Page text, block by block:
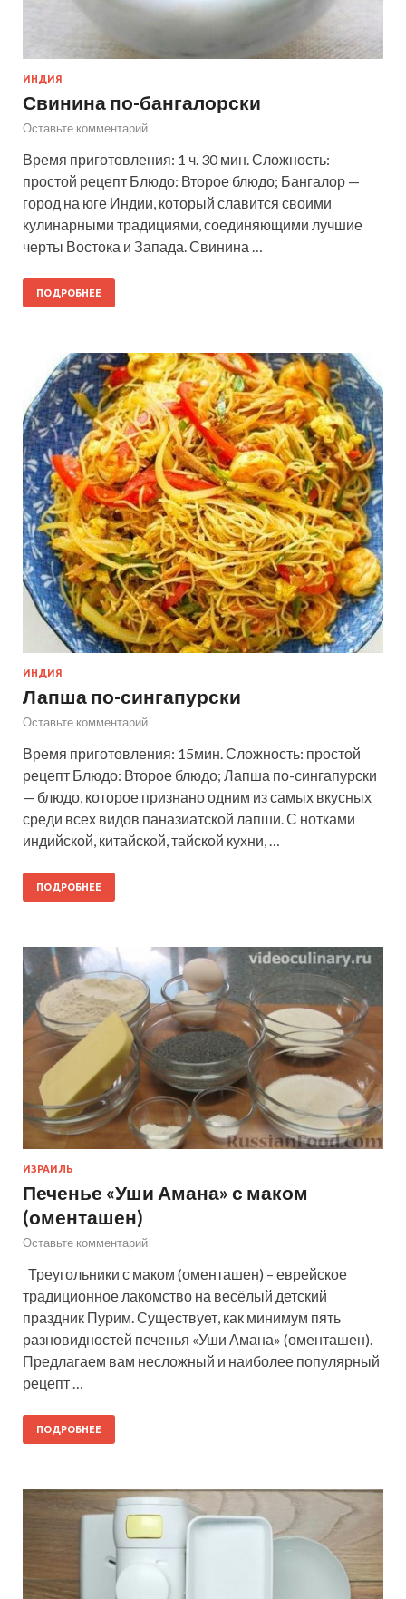
ИНДИЯ
Свинина по-бангалорски
Оставьте комментарий
Время приготовления: 1 ч. 30 мин. Сложность:
простой рецепт Блюдо: Второе блюдо; Бангалор —
город на юге Индии, который славится своими
кулинарными традициями, соединяющими лучшие
черты Востока и Запада. Свинина …
ПОДРОБНЕЕ
ИНДИЯ
Лапша по-сингапурски
Оставьте комментарий
Время приготовления: 15мин. Сложность: простой
рецепт Блюдо: Второе блюдо; Лапша по-сингапурски
— блюдо, которое признано одним из самых вкусных
среди всех видов паназиатской лапши. С нотками
индийской, китайской, тайской кухни, …
ПОДРОБНЕЕ
ИЗРАИЛЬ
Печенье «Уши Амана» с маком
(оменташен)
Оставьте комментарий
Треугольники с маком (оменташен) – еврейское
традиционное лакомство на весёлый детский
праздник Пурим. Существует, как минимум пять
разновидностей печенья «Уши Амана» (оменташен).
Предлагаем вам несложный и наиболее популярный
рецепт …
ПОДРОБНЕЕ